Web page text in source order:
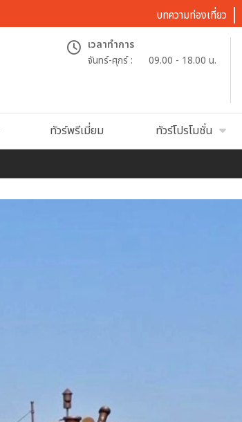
บทความท่องเที่ยว
เวลาทำการ
จันทร์-ศุกร์ :
09.00 - 18.00 น.
ทัวร์พรีเมี่ยม ทัวร์โปรโมชั่น